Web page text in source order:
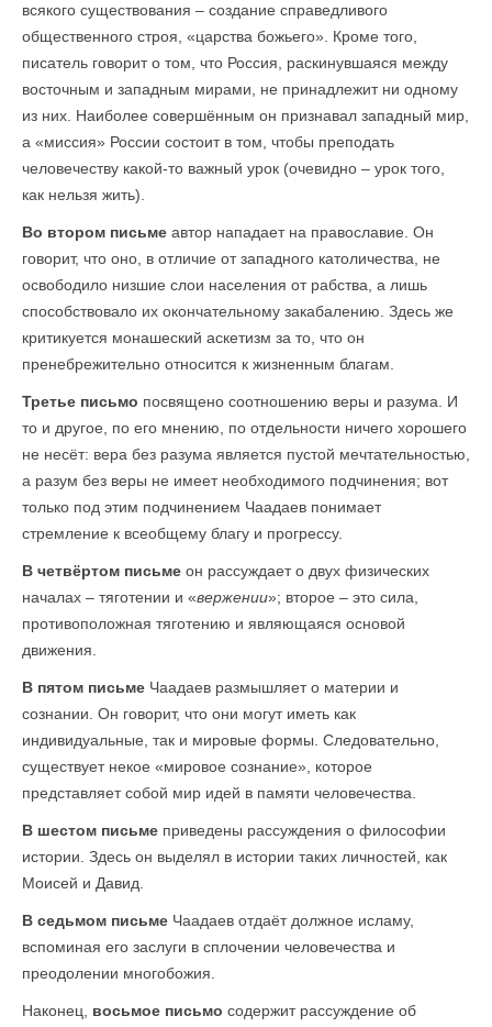
всякого существования – создание справедливого
общественного строя, «царства божьего». Кроме того,
писатель говорит о том, что Россия, раскинувшаяся между
восточным и западным мирами, не принадлежит ни одному
из них. Наиболее совершённым он признавал западный мир,
а «миссия» России состоит в том, чтобы преподать
человечеству какой-то важный урок (очевидно – урок того,
как нельзя жить).
Во втором письме автор нападает на православие. Он
говорит, что оно, в отличие от западного католичества, не
освободило низшие слои населения от рабства, а лишь
способствовало их окончательному закабалению. Здесь же
критикуется монашеский аскетизм за то, что он
пренебрежительно относится к жизненным благам.
Третье письмо посвящено соотношению веры и разума. И
то и другое, по его мнению, по отдельности ничего хорошего
не несёт: вера без разума является пустой мечтательностью,
а разум без веры не имеет необходимого подчинения; вот
только под этим подчинением Чаадаев понимает
стремление к всеобщему благу и прогрессу.
В четвёртом письме он рассуждает о двух физических
началах – тяготении и «вержении»; второе – это сила,
противоположная тяготению и являющаяся основой
движения.
В пятом письме Чаадаев размышляет о материи и
сознании. Он говорит, что они могут иметь как
индивидуальные, так и мировые формы. Следовательно,
существует некое «мировое сознание», которое
представляет собой мир идей в памяти человечества.
В шестом письме приведены рассуждения о философии
истории. Здесь он выделял в истории таких личностей, как
Моисей и Давид.
В седьмом письме Чаадаев отдаёт должное исламу,
вспоминая его заслуги в сплочении человечества и
преодолении многобожия.
Наконец, восьмое письмо содержит рассуждение об